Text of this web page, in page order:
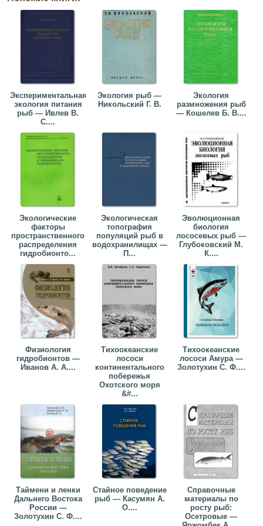
Экспериментальная
экология питания
рыб — Ивлев В.
С....
Экология рыб —
Никольский Г. В.
Экология
размножения рыб
— Кошелев Б. В....
Экологические
факторы
пространственного
распределения
гидробионто...
Экологическая
топография
популяций рыб в
водохранилищах —
П...
Эволюционная
биология
лососевых рыб —
Глубоковский М.
К....
Физиология
гидробионтов —
Иванов А. А....
Тихоокеанские
лососи
континентального
побережья
Охотского моря
&#...
Тихоокеанские
лососи Амура —
Золотухин С. Ф....
Таймени и ленки
Дальнего Востока
России —
Золотухин С. Ф....
Стайное поведение
рыб — Касумян А.
О....
Справочные
материалы по
росту рыб:
Осетровые —